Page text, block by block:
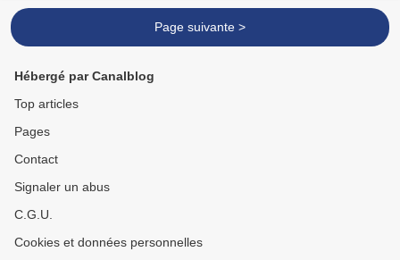
Page suivante >
Hébergé par Canalblog
Top articles
Pages
Contact
Signaler un abus
C.G.U.
Cookies et données personnelles